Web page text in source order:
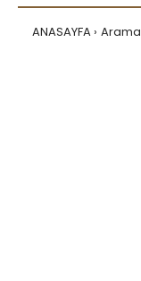
ANASAYFA Arama